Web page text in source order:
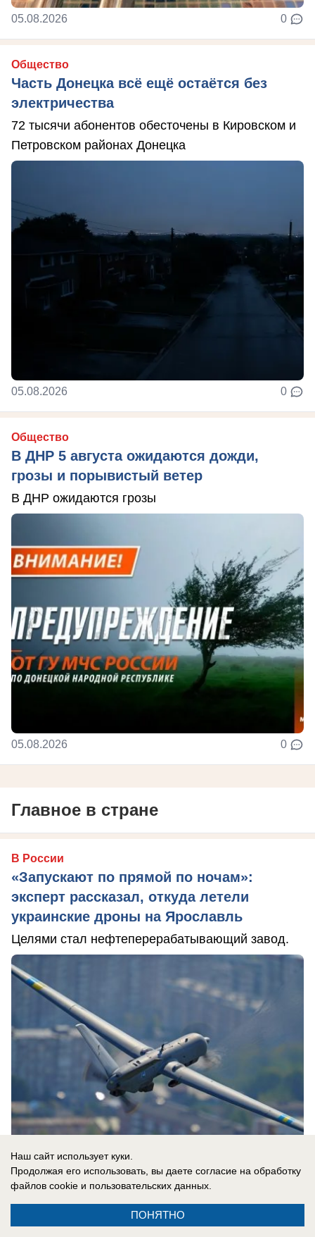
05.08.2026 0
Общество
Часть Донецка всё ещё остаётся без
электричества
72 тысячи абонентов обесточены в Кировском и
Петровском районах Донецка
05.08.2026 0
Общество
В ДНР 5 августа ожидаются дожди,
грозы и порывистый ветер
В ДНР ожидаются грозы
05.08.2026 0
Главное в стране
В России
«Запускают по прямой по ночам»:
эксперт рассказал, откуда летели
украинские дроны на Ярославль
Целями стал нефтеперерабатывающий завод.
06.08.2026
Наш сайт использует куки.
Продолжая его использовать, вы даете согласие на обработку
файлов cookie и пользовательских данных.
ПОНЯТНО